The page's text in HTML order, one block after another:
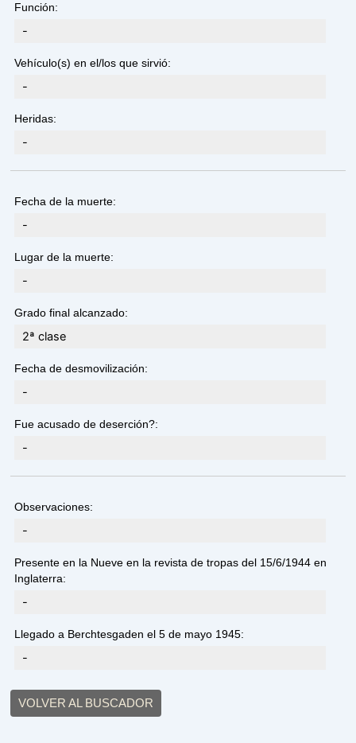
Función:
-
Vehículo(s) en el/los que sirvió:
-
Heridas:
-
Fecha de la muerte:
-
Lugar de la muerte:
-
Grado final alcanzado:
2ª clase
Fecha de desmovilización:
-
Fue acusado de deserción?:
-
Observaciones:
-
Presente en la Nueve en la revista de tropas del 15/6/1944 en
Inglaterra:
-
Llegado a Berchtesgaden el 5 de mayo 1945:
-
VOLVER AL BUSCADOR